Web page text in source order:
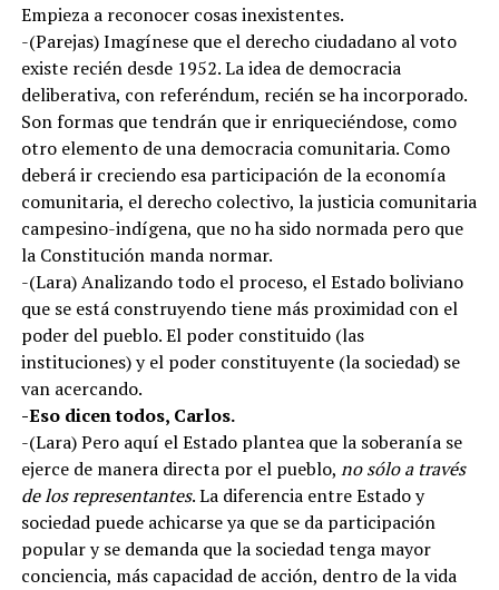
Empieza a reconocer cosas inexistentes.
-(Parejas) Imagínese que el derecho ciudadano al voto
existe recién desde 1952. La idea de democracia
deliberativa, con referéndum, recién se ha incorporado.
Son formas que tendrán que ir enriqueciéndose, como
otro elemento de una democracia comunitaria. Como
deberá ir creciendo esa participación de la economía
comunitaria, el derecho colectivo, la justicia comunitaria
campesino-indígena, que no ha sido normada pero que
la Constitución manda normar.
-(Lara) Analizando todo el proceso, el Estado boliviano
que se está construyendo tiene más proximidad con el
poder del pueblo. El poder constituido (las
instituciones) y el poder constituyente (la sociedad) se
van acercando.
-Eso dicen todos, Carlos.
-(Lara) Pero aquí el Estado plantea que la soberanía se
ejerce de manera directa por el pueblo, no sólo a través
de los representantes. La diferencia entre Estado y
sociedad puede achicarse ya que se da participación
popular y se demanda que la sociedad tenga mayor
conciencia, más capacidad de acción, dentro de la vida